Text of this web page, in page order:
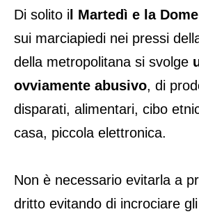
Di solito i l Martedì e la
sui marciapiedi nei pressi
della metropolitana si svolge
ovviamente abusivo, di
disparati, alimentari, cibo
casa, piccola elettronica.
Non è necessario evitarla a
dritto evitando di incrociare